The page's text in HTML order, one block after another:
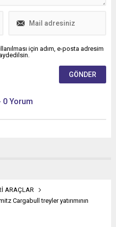
için adım, e-posta adresim
0 Yorum
ARAÇLAR
Cargabull treyler yatırımının